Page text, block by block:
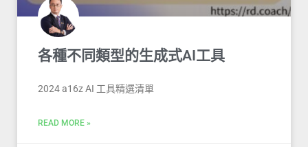
各種不同類型的生成式AI工具
2024 a16z AI 工具精選清單
READ MORE »